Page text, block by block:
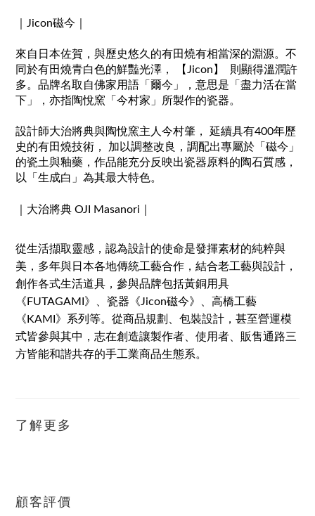
｜Jicon磁今｜
來自日本佐賀，與歷史悠久的有田燒有相當深的淵源。不
同於有田燒青白色的鮮豔光澤， 【Jicon】 則顯得溫潤許
多。品牌名取自佛家用語「爾今」，意思是「盡力活在當
下」，亦指陶悅窯「今村家」所製作的瓷器。
設計師大治將典與陶悅窯主人今村肇， 延續具有400年歷
史的有田燒技術， 加以調整改良，調配出專屬於「磁今」
的瓷土與釉藥， 作品能充分反映出瓷器原料的陶石質感，
以「生成白」為其最大特色。
｜大治將典 OJI Masanori｜
從生活擷取靈感，認為設計的使命是發揮素材的純粹與
美，多年與日本各地傳統工藝合作，結合老工藝與設計，
創作各式生活道具，參與品牌包括黃銅用具
《FUTAGAMI》、瓷器《Jicon磁今》、高橋工藝
《KAMI》系列等。從商品規劃、包裝設計，甚至營運模
式皆參與其中，志在創造讓製作者、使用者、販售通路三
方皆能和諧共存的手工業商品生態系。
了解更多
顧客評價